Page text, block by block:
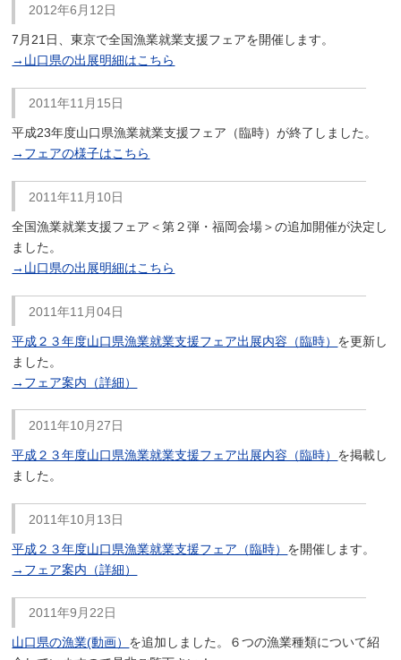
2012年6月12日
7月21日、東京で全国漁業就業支援フェアを開催します。
→山口県の出展明細はこちら
2011年11月15日
平成23年度山口県漁業就業支援フェア（臨時）が終了しました。
→フェアの様子はこちら
2011年11月10日
全国漁業就業支援フェア＜第２弾・福岡会場＞の追加開催が決定し
ました。
→山口県の出展明細はこちら
2011年11月04日
平成２３年度山口県漁業就業支援フェア出展内容（臨時） を更新し
ました。
→フェア案内（詳細）
2011年10月27日
平成２３年度山口県漁業就業支援フェア出展内容（臨時） を掲載し
ました。
2011年10月13日
平成２３年度山口県漁業就業支援フェア（臨時） を開催します。
→フェア案内（詳細）
2011年9月22日
山口県の漁業(動画） を追加しました。６つの漁業種類について紹